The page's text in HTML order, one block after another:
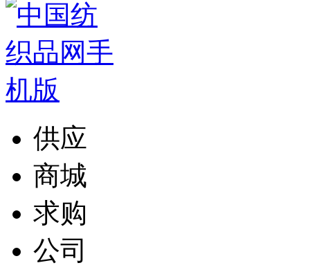
供应
商城
求购
公司